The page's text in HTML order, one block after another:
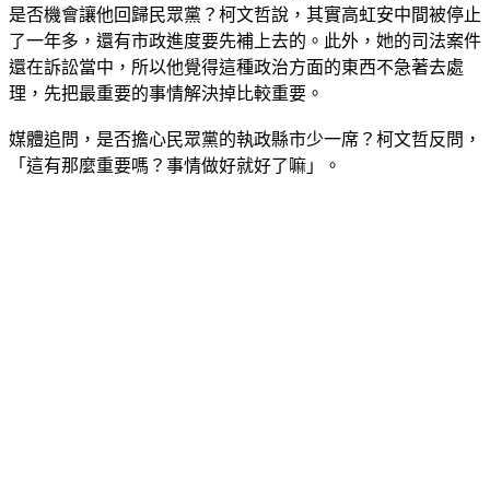
工嘉年華」，經媒體詢問，高虹安目前仍為無黨籍身份，未來
是否機會讓他回歸民眾黨？柯文哲說，其實高虹安中間被停止
了一年多，還有市政進度要先補上去的。此外，她的司法案件
還在訴訟當中，所以他覺得這種政治方面的東西不急著去處
媒體追問，是否擔心民眾黨的執政縣市少一席？柯文哲反問，